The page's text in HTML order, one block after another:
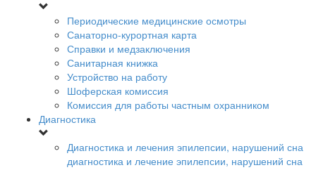
Периодические медицинские осмотры
Санаторно-курортная карта
Справки и медзаключения
Санитарная книжка
Устройство на работу
Шоферская комиссия
Комиссия для работы частным охранником
Диагностика
Диагностика и лечения эпилепсии, нарушений сна
диагностика и лечение эпилепсии, нарушений сна